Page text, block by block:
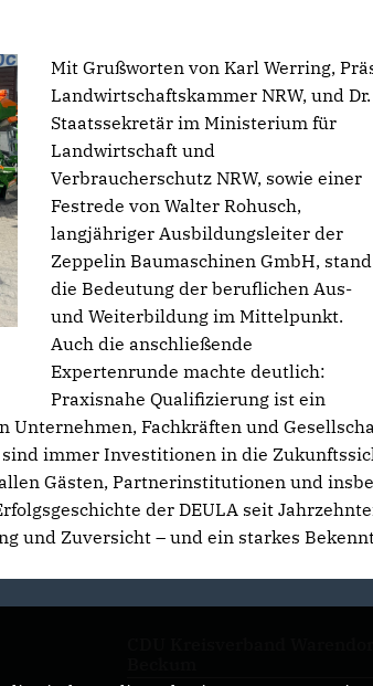
Mit Grußworten von Karl Werring,
Landwirtschaftskammer NRW, und
Staatssekretär im Ministerium für
Landwirtschaft und
Verbraucherschutz NRW, sowie einer
Festrede von Walter Rohusch,
langjähriger Ausbildungsleiter der
Zeppelin Baumaschinen GmbH, stand
die Bedeutung der beruflichen Aus-
und Weiterbildung im Mittelpunkt.
Auch die anschließende
Expertenrunde machte deutlich:
Praxisnahe Qualifizierung ist ein
Fachkräften und
immer Investitionen in die
Gästen, Partnerinstitutionen und
der DEULA seit
und Zuversicht – und ein starkes